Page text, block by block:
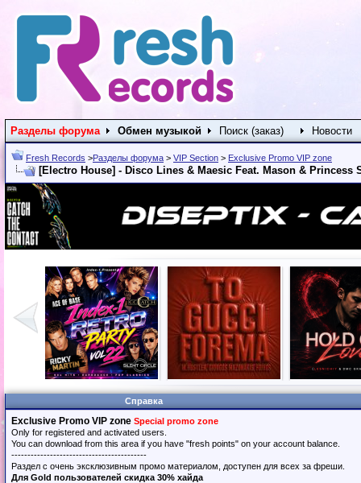
Разделы форума Обмен музыкой Поиск (заказ) Новости
Fresh Records >Разделы форума > VIP Section > Exclusive Promo VIP zone
[Electro House] - Disco Lines & Maesic Feat. Mason & Princess
Справка
Exclusive Promo VIP zone Special promo zone
Only for registered and activated users.
You can download from this area if you have "fresh points" on your account balance.
------------------------------------------
Раздел с очень эксклюзивным промо материалом, доступен для всех за фреши.
Для Gold пользователей скидка 30% хайда